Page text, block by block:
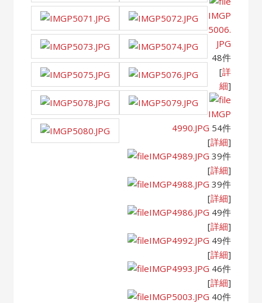
IMGP
5006.
JPG
48件
[詳
細]
IMGP
4990.JPG 54件
[詳細]
IMGP4989.JPG 39件
[詳細]
IMGP4988.JPG 39件
[詳細]
IMGP4986.JPG 49件
[詳細]
IMGP4992.JPG 49件
[詳細]
IMGP4993.JPG 46件
[詳細]
IMGP5003.JPG 40件